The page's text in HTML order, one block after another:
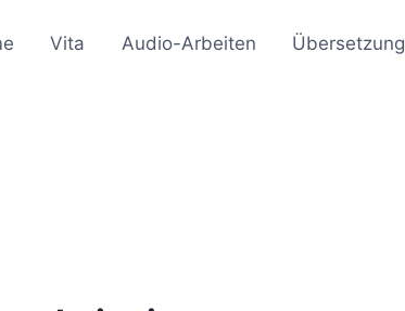
Vita Audio-Arbeiten Übersetzung